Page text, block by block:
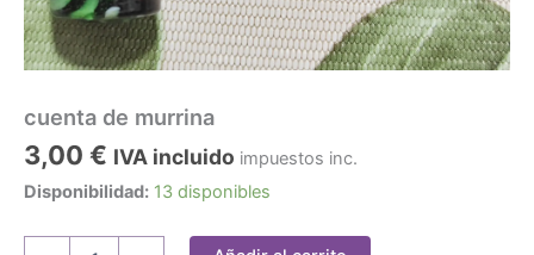
cuenta de murrina
3,00 € IVA incluido impuestos inc.
Disponibilidad: 13 disponibles